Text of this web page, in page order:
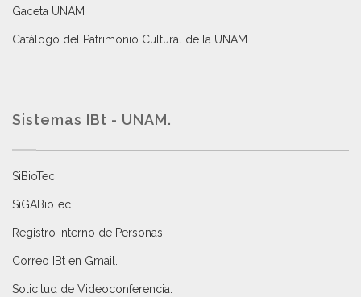
Gaceta UNAM
Catálogo del Patrimonio Cultural de la UNAM.
Sistemas IBt - UNAM.
SiBioTec.
SiGABioTec.
Registro Interno de Personas.
Correo IBt en Gmail.
Solicitud de Videoconferencia.